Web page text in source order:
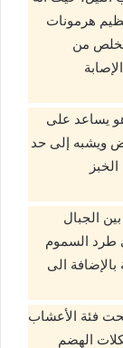
هرمونات
من
يساعد على
ويشبه إلى حد
الجبال
طرد السموم
الى
فئة الأعشاب
الهضم